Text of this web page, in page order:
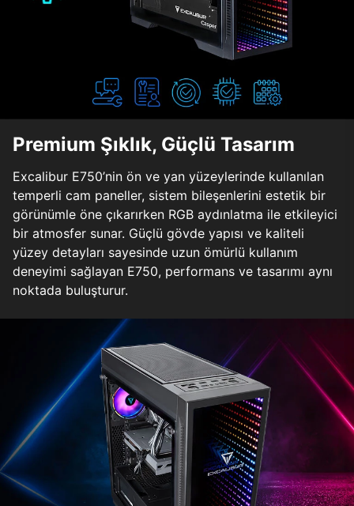
Premium Şıklık, Güçlü Tasarım
Excalibur E750’nin ön ve yan yüzeylerinde kullanılan
temperli cam paneller, sistem bileşenlerini estetik bir
görünümle öne çıkarırken RGB aydınlatma ile etkileyici
bir atmosfer sunar. Güçlü gövde yapısı ve kaliteli
yüzey detayları sayesinde uzun ömürlü kullanım
deneyimi sağlayan E750, performans ve tasarımı aynı
noktada buluşturur.